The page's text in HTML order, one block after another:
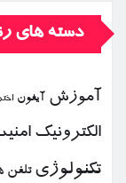
دسته های
آموزش آیفون
الكترونیك
تكنولوژی تلفن